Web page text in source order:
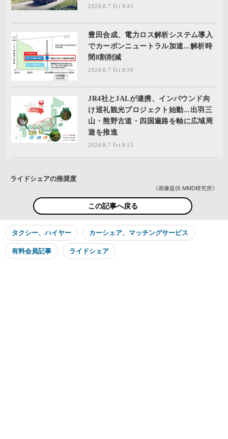
2026.8.7 Fri 8:45
豊田合成、電力ロス解析システム導入
でカーボンニュートラル加速...解析時
間8割削減
2026.8.7 Fri 8:30
JR4社とJALが連携、インバウンド向
け巡礼観光プロジェクト始動...出羽三
山・熊野古道・四国遍路を軸に広域周
遊を推進
2026.8.7 Fri 8:15
《画像提供 MMD研究所》
ライドシェアの推奨度
この記事へ戻る
タクシー、ハイヤー カーシェア、マッチングサービス
有料会員記事 ライドシェア